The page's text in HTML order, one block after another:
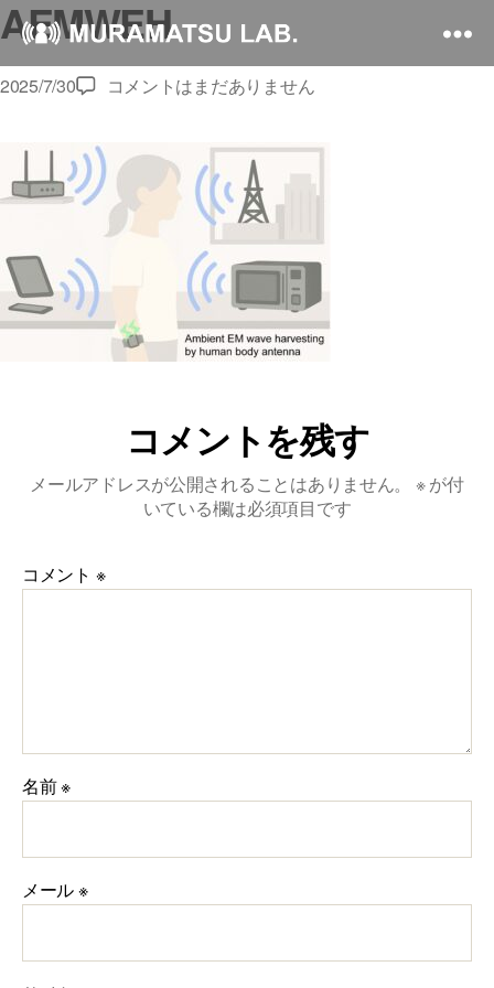
AEMWEH
2025/7/30
AEMWEH
コメントはまだありません
コメントを残す
メールアドレスが公開されることはありません。 ※が付
いている欄は必須項目です
コメント ※
名前※
メール※